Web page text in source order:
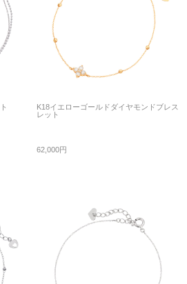
K18イエローゴールドダイヤモンドブレス
レット
62,000円